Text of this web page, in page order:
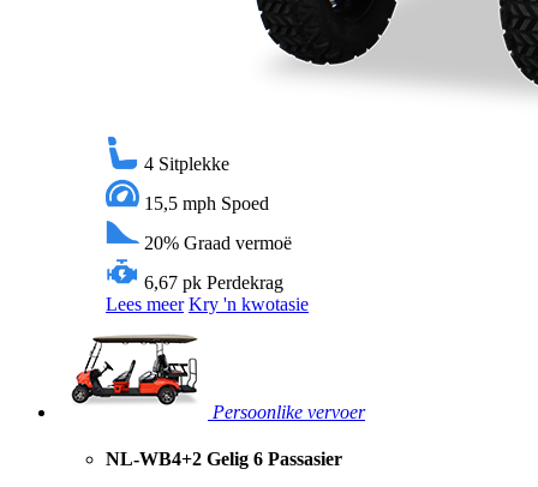
4 Sitplekke
15,5 mph Spoed
20% Graad vermoë
6,67 pk Perdekrag
Lees meer Kry 'n kwotasie
Persoonlike vervoer
NL-WB4+2 Gelig 6 Passasier